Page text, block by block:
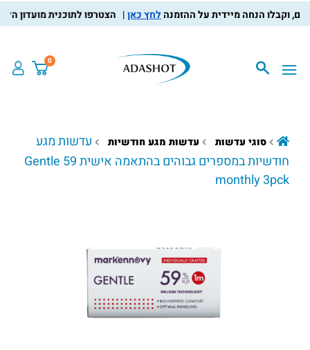
לחץ כאן הצטרפו לתוכנית מועדון
0
סוגי עדשות עדשות מגע חודשיות
עדשות מגע
חודשיות במספרים גבוהים בהתאמה אישית Gentle 59
monthly 3pck